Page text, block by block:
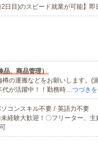
日目)のスピード就業が可能】即
品、商品管理）
の運搬などをお願いします。(
が活躍中！！勤務時…つづき
コンスキル不要 / 英語力不要
未経験大歓迎！〇フリーター